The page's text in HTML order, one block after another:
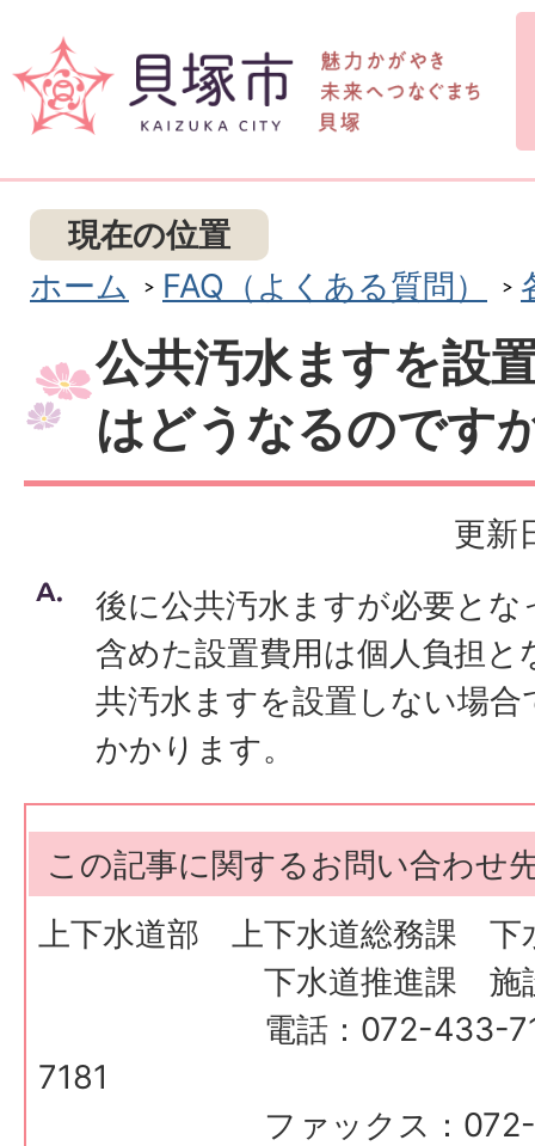
現在の位置
ホーム
FAQ（よくある質問）
公共汚水ますを設
はどうなるのです
更新
後に公共汚水ますが必要と
含めた設置費用は個人負担
共汚水ますを設置しない場
かかります。
この記事に関するお問い合わせ
上下水道部 上下水道総務課 下
下水道推進課 施設
電話：072-433-7180
7181
ファックス：072-